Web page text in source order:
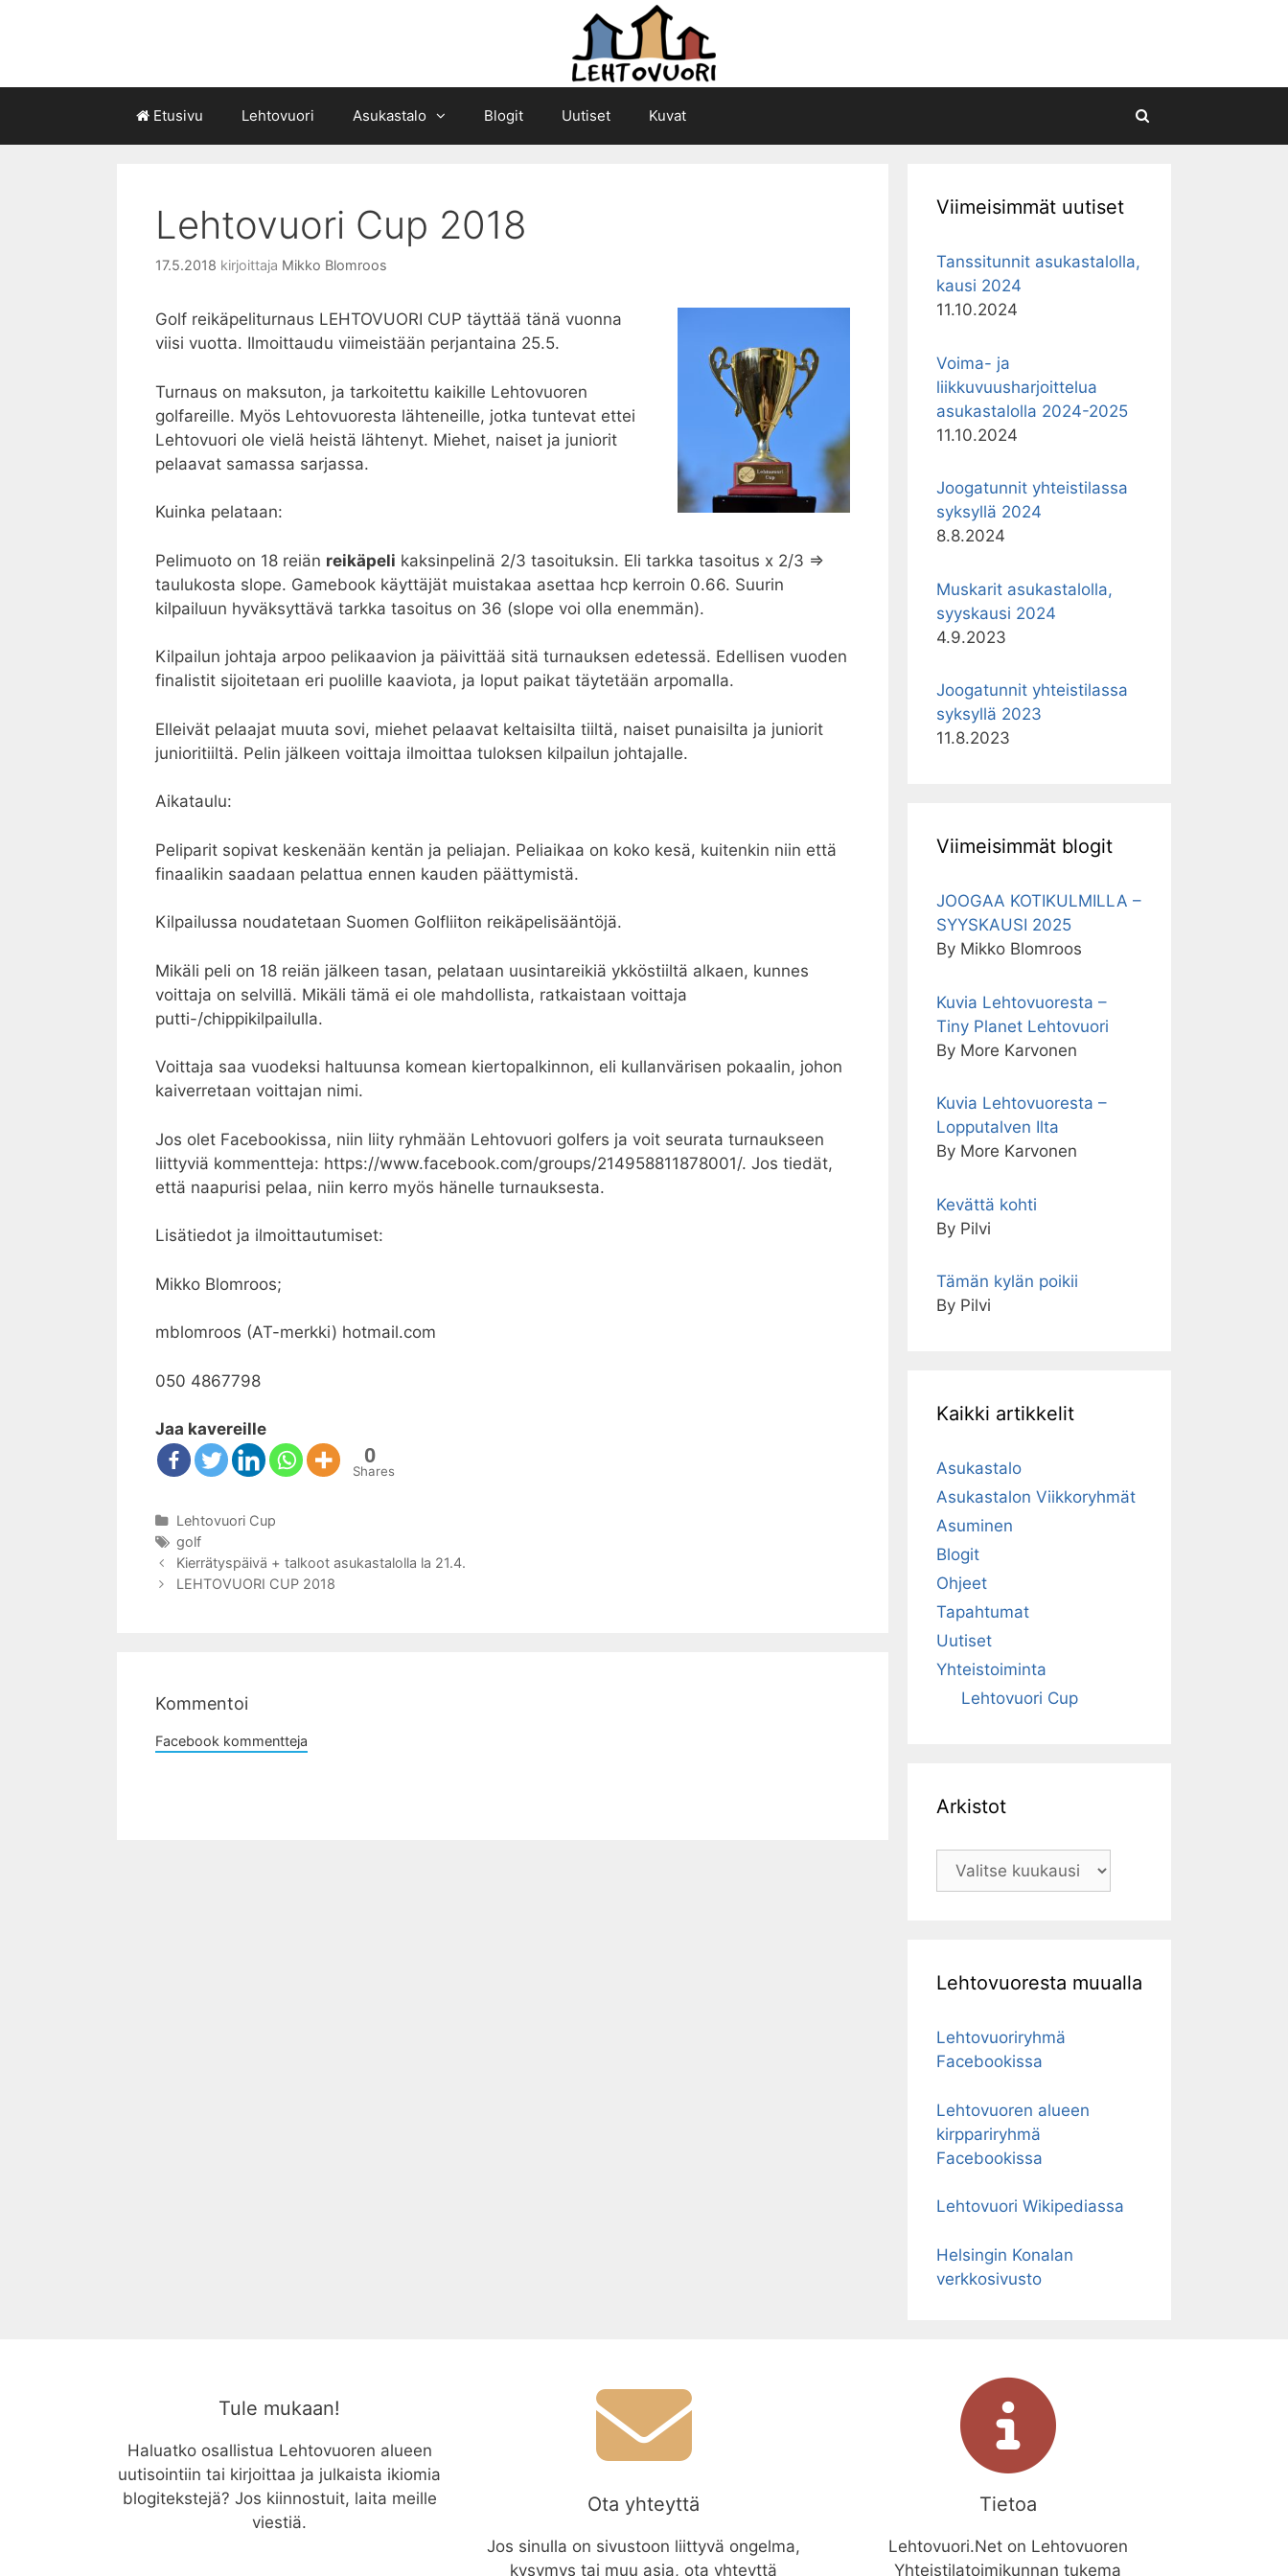
Etusivu Lehtovuori Asukastalo Blogit Uutiset Kuvat
Lehtovuori Cup 2018
17.5.2018 kirjoittaja Mikko Blomroos
Golf reikäpeliturnaus LEHTOVUORI CUP täyttää tänä vuonna
viisi vuotta. Ilmoittaudu viimeistään perjantaina 25.5.
Turnaus on maksuton, ja tarkoitettu kaikille Lehtovuoren
golfareille. Myös Lehtovuoresta lähteneille, jotka tuntevat ettei
Lehtovuori ole vielä heistä lähtenyt. Miehet, naiset ja juniorit
pelaavat samassa sarjassa.
Kuinka pelataan:
Pelimuoto on 18 reiän reikäpeli kaksinpelinä 2/3 tasoituksin. Eli tarkka tasoitus x 2/3 =>
taulukosta slope. Gamebook käyttäjät muistakaa asettaa hcp kerroin 0.66. Suurin
kilpailuun hyväksyttävä tarkka tasoitus on 36 (slope voi olla enemmän).
Kilpailun johtaja arpoo pelikaavion ja päivittää sitä turnauksen edetessä. Edellisen vuoden
finalistit sijoitetaan eri puolille kaaviota, ja loput paikat täytetään arpomalla.
Elleivät pelaajat muuta sovi, miehet pelaavat keltaisilta tiiltä, naiset punaisilta ja juniorit
junioritiiltä. Pelin jälkeen voittaja ilmoittaa tuloksen kilpailun johtajalle.
Aikataulu:
Peliparit sopivat keskenään kentän ja peliajan. Peliaikaa on koko kesä, kuitenkin niin että
finaalikin saadaan pelattua ennen kauden päättymistä.
Kilpailussa noudatetaan Suomen Golfliiton reikäpelisääntöjä.
Mikäli peli on 18 reiän jälkeen tasan, pelataan uusintareikiä ykköstiiltä alkaen, kunnes
voittaja on selvillä. Mikäli tämä ei ole mahdollista, ratkaistaan voittaja
putti-/chippikilpailulla.
Voittaja saa vuodeksi haltuunsa komean kiertopalkinnon, eli kullanvärisen pokaalin, johon
kaiverretaan voittajan nimi.
Jos olet Facebookissa, niin liity ryhmään Lehtovuori golfers ja voit seurata turnaukseen
liittyviä kommentteja: https://www.facebook.com/groups/214958811878001/. Jos tiedät,
että naapurisi pelaa, niin kerro myös hänelle turnauksesta.
Lisätiedot ja ilmoittautumiset:
Mikko Blomroos;
mblomroos (AT-merkki) hotmail.com
050 4867798
Jaa kavereille
0
Shares
Kategoriat
Lehtovuori Cup
Avainsanat
golf
Artikkelien
selaus
Kierrätyspäivä + talkoot asukastalolla la 21.4.
LEHTOVUORI CUP 2018
Kommentoi
Facebook kommentteja
Viimeisimmät uutiset
Tanssitunnit asukastalolla,
kausi 2024
11.10.2024
Voima- ja
liikkuvuusharjoittelua
asukastalolla 2024-2025
11.10.2024
Joogatunnit yhteistilassa
syksyllä 2024
8.8.2024
Muskarit asukastalolla,
syyskausi 2024
4.9.2023
Joogatunnit yhteistilassa
syksyllä 2023
11.8.2023
Viimeisimmät blogit
JOOGAA KOTIKULMILLA –
SYYSKAUSI 2025
By Mikko Blomroos
Kuvia Lehtovuoresta –
Tiny Planet Lehtovuori
By More Karvonen
Kuvia Lehtovuoresta –
Lopputalven Ilta
By More Karvonen
Kevättä kohti
By Pilvi
Tämän kylän poikii
By Pilvi
Kaikki artikkelit
Asukastalo
Asukastalon Viikkoryhmät
Asuminen
Blogit
Ohjeet
Tapahtumat
Uutiset
Yhteistoiminta
Lehtovuori Cup
Arkistot
Arkistot
Lehtovuoresta muualla
Lehtovuoriryhmä
Facebookissa
Lehtovuoren alueen
kirppariryhmä
Facebookissa
Lehtovuori Wikipediassa
Helsingin Konalan
verkkosivusto
Tule mukaan!
Haluatko osallistua Lehtovuoren alueen
uutisointiin tai kirjoittaa ja julkaista ikiomia
blogitekstejä? Jos kiinnostuit, laita meille
viestiä.
Ota yhteyttä
Jos sinulla on sivustoon liittyvä ongelma,
kysymys tai muu asia, ota yhteyttä
Tietoa
Lehtovuori.Net on Lehtovuoren
Yhteistilatoimikunnan tukema